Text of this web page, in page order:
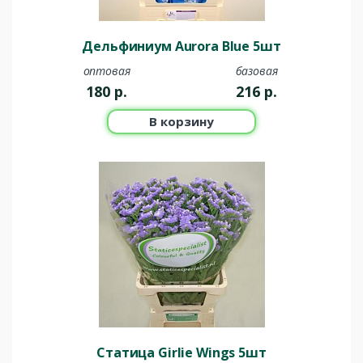
Дельфиниум Aurora Blue 5шт
оптовая
180 р.
базовая
216 р.
В корзину
Статица Girlie Wings 5шт